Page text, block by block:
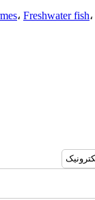
، Freshwater fish،